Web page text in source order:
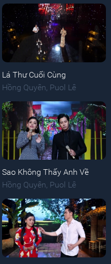
Lá Thư Cuối Cùng
Hồng Quyên Puol Lê
Sao Không Thấy Anh Về
Hồng Quyên, Puol Lê